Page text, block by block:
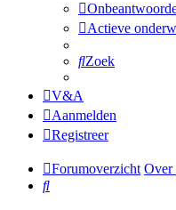
Actieve
Zoek
V&A
Aanmelden
Registreer
Forumoverzicht Over
Zoek